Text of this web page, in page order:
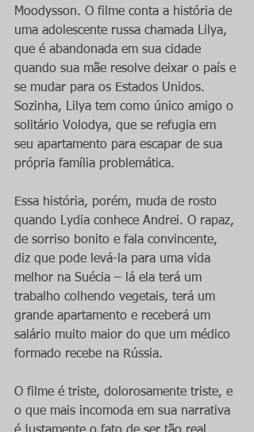
Moodysson. O filme conta a história de
uma adolescente russa chamada Lilya,
que é abandonada em sua cidade
quando sua mãe resolve deixar o país e
se mudar para os Estados Unidos.
Sozinha, Lilya tem como único amigo o
solitário Volodya, que se refugia em
seu apartamento para escapar de sua
própria família problemática.
Essa história, porém, muda de rosto
quando Lydia conhece Andrei. O rapaz,
de sorriso bonito e fala convincente,
diz que pode levá-la para uma vida
melhor na Suécia – lá ela terá um
trabalho colhendo vegetais, terá um
grande apartamento e receberá um
salário muito maior do que um médico
formado recebe na Rússia.
O filme é triste, dolorosamente triste, e
o que mais incomoda em sua narrativa